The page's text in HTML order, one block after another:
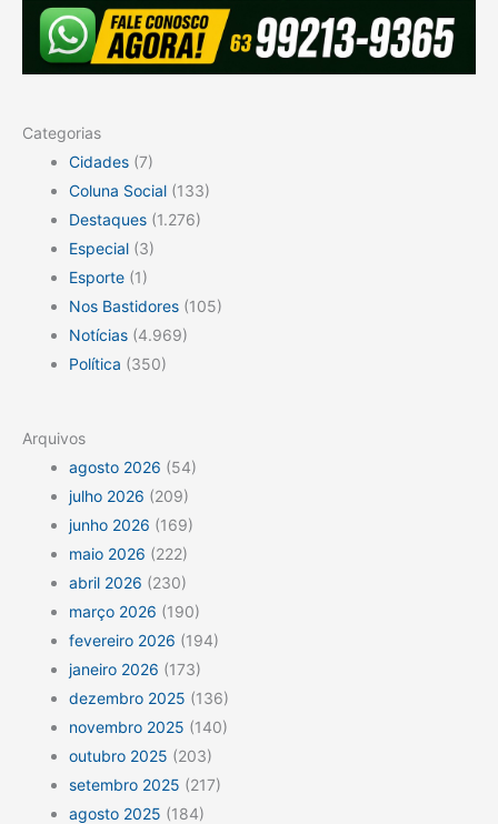
Categorias
Cidades (7)
Coluna Social (133)
Destaques (1.276)
Especial (3)
Esporte (1)
Nos Bastidores (105)
Notícias (4.969)
Política (350)
Arquivos
agosto 2026 (54)
julho 2026 (209)
junho 2026 (169)
maio 2026 (222)
abril 2026 (230)
março 2026 (190)
fevereiro 2026 (194)
janeiro 2026 (173)
dezembro 2025 (136)
novembro 2025 (140)
outubro 2025 (203)
setembro 2025 (217)
agosto 2025 (184)